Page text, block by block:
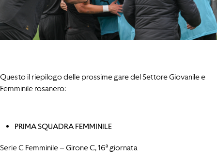
Questo il riepilogo delle prossime gare del Settore Giovanile e
Femminile rosanero:
PRIMA SQUADRA FEMMINILE
Serie C Femminile – Girone C, 16ª giornata